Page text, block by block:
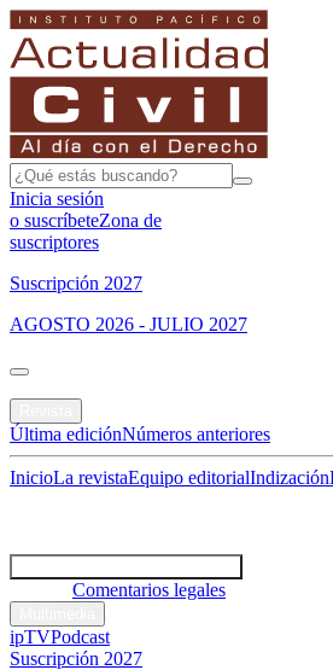
Inicia sesión
o suscríbeteZona de
suscriptores
Suscripción 2027
AGOSTO 2026 - JULIO 2027
Última ediciónNúmeros anteriores
InicioLa revistaEquipo editorialIndización
Comentarios legales
ipTVPodcast
Suscripción 2027